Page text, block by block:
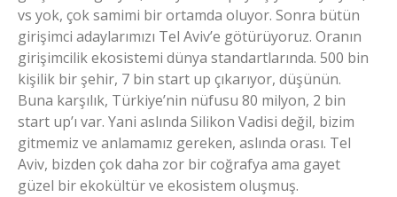
vs yok, çok samimi bir ortamda oluyor. Sonra bütün
girişimci adaylarımızı Tel Aviv’e götürüyoruz. Oranın
girişimcilik ekosistemi dünya standartlarında. 500 bin
kişilik bir şehir, 7 bin start up çıkarıyor, düşünün.
Buna karşılık, Türkiye’nin nüfusu 80 milyon, 2 bin
start up’ı var. Yani aslında Silikon Vadisi değil, bizim
gitmemiz ve anlamamız gereken, aslında orası. Tel
Aviv, bizden çok daha zor bir coğrafya ama gayet
güzel bir ekokültür ve ekosistem oluşmuş.